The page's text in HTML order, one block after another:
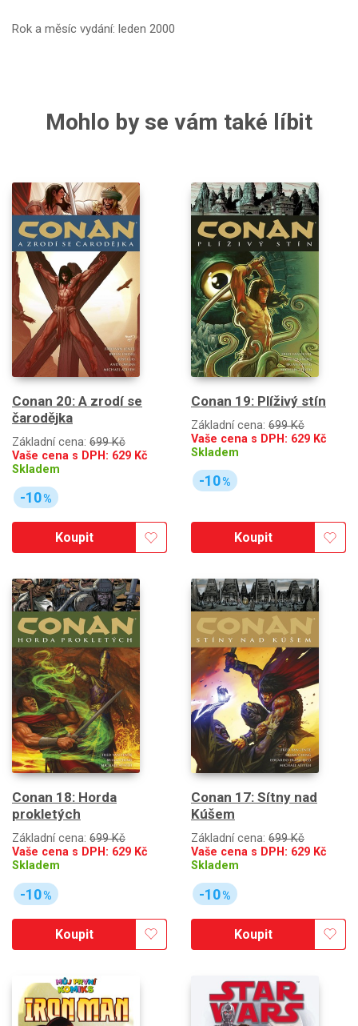
Rok a měsíc vydání: leden 2000
Mohlo by se vám také líbit
Conan 20: A zrodí se
čarodějka
Základní cena: 699 Kč
Vaše cena s DPH: 629 Kč
Skladem
-10%
Koupit
Conan 19: Plíživý stín
Základní cena: 699 Kč
Vaše cena s DPH: 629 Kč
Skladem
-10%
Koupit
Conan 18: Horda
prokletých
Základní cena: 699 Kč
Vaše cena s DPH: 629 Kč
Skladem
-10%
Koupit
Conan 17: Sítny nad
Kúšem
Základní cena: 699 Kč
Vaše cena s DPH: 629 Kč
Skladem
-10%
Koupit